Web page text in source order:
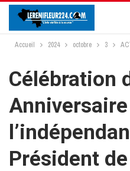
Accueil 2024 octobre 3
Célébration
Président